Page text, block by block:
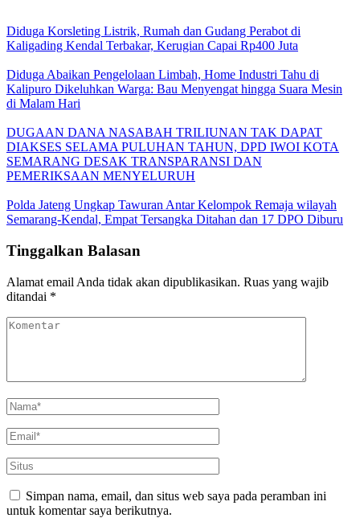
Diduga Korsleting Listrik, Rumah dan Gudang Perabot di
Kaligading Kendal Terbakar, Kerugian Capai Rp400 Juta
Diduga Abaikan Pengelolaan Limbah, Home Industri Tahu di
Kalipuro Dikeluhkan Warga: Bau Menyengat hingga Suara Mesin
di Malam Hari
DUGAAN DANA NASABAH TRILIUNAN TAK DAPAT
DIAKSES SELAMA PULUHAN TAHUN, DPD IWOI KOTA
SEMARANG DESAK TRANSPARANSI DAN
PEMERIKSAAN MENYELURUH
Polda Jateng Ungkap Tawuran Antar Kelompok Remaja wilayah
Semarang-Kendal, Empat Tersangka Ditahan dan 17 DPO Diburu
Tinggalkan Balasan
Alamat email Anda tidak akan dipublikasikan. Ruas yang wajib
ditandai *
Simpan nama, email, dan situs web saya pada peramban ini
untuk komentar saya berikutnya.